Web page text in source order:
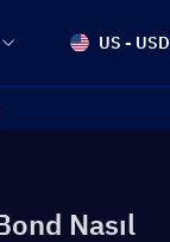
US - USD
Nasıl